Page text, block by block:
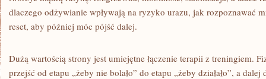
dlaczego odżywianie wpływają na ryzyko urazu, jak rozpoznawać
reset, aby później móc pójść dalej.
Dużą wartością strony jest umiejętne łączenie terapii z treningiem.
przejść od etapu „żeby nie bolało” do etapu „żeby działało”, a dalej